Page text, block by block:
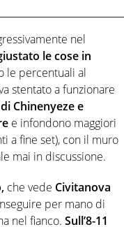
nel
le cose in
le percentuali al
stentato a funzionare
Chinenyeze e
e infondono maggiori
a fine set), con il muro
mai in discussione.
che vede Civitanova
per mano di
nel fianco. Sull’8-11